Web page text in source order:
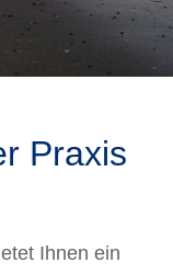
Praxis
Ihnen ein